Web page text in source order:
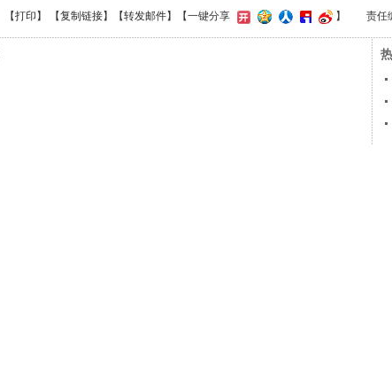
【打印 】 【复制链接】【转发邮件】 【一键分享 】 责任